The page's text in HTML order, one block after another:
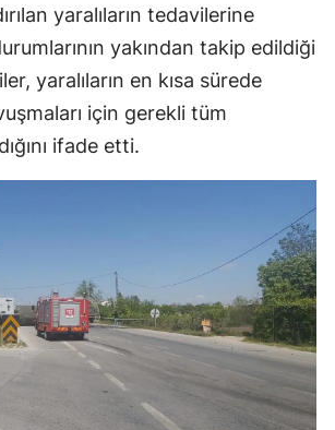
yaralıların tedavilerine
yakından takip edildiği
yaralıların en kısa sürede
için gerekli tüm
ifade etti.